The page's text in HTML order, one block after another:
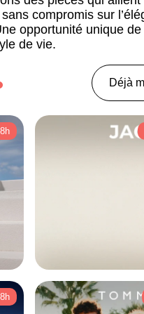
compromis sur
opportunité unique
de vie.
Déjà